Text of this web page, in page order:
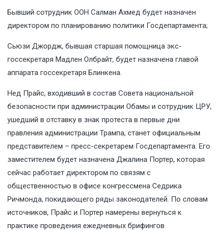
Бывший сотрудник ООН Салман Ахмед будет назначен
директором по планированию политики Госдепартамента;
Сьюзи Джордж, бывшая старшая помощница экс-
госсекретаря Мадлен Олбрайт, будет назначена главой
аппарата госсекретаря Блинкена.
Нед Прайс, входивший в состав Совета национальной
безопасности при администрации Обамы и сотрудник ЦРУ,
ушедший в отставку в знак протеста в первые дни
правления администрации Трампа, станет официальным
представителем – пресс-секретарем Госдепартамента. Его
заместителем будет назначена Джалина Портер, которая
сейчас работает директором по связям с
общественностью в офисе конгрессмена Седрика
Ричмонда, покидающего ряды законодателей. По словам
источников, Прайс и Портер намерены вернуться к
практике проведения ежедневных брифингов